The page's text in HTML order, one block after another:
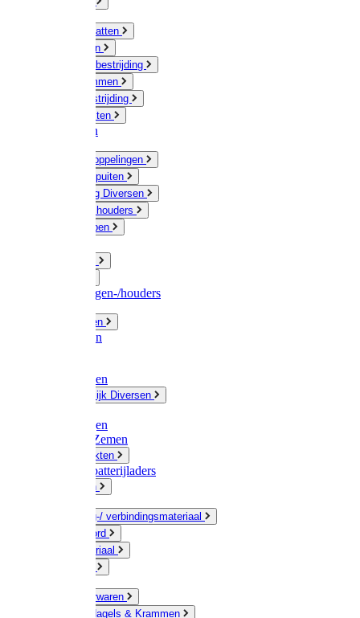
Muizen / Ratten
Drukspuiten
Ongediertebestrijding
Mollenklemmen
Onkruidbestrijding
Vliegenkasten
Meststoffen
Messing koppelingen
Gieters / Spuiten
Besproeiing Diversen
Slangen & houders
Waterpompen
Slangenwagen-/houders
Olie / Vetten
Chemicalien
Plasticzakken
Huishoudelijk Diversen
Zaksluitingen
Sponzen / Zemen
Zeepprodukten
Batterij & batterijladers
Zaklampen
Verpakking-/ verbindingsmateriaal
Touw / Koord
Afdekmateriaal
Kleine ijzerwaren
Spijkers, Nagels & Krammen